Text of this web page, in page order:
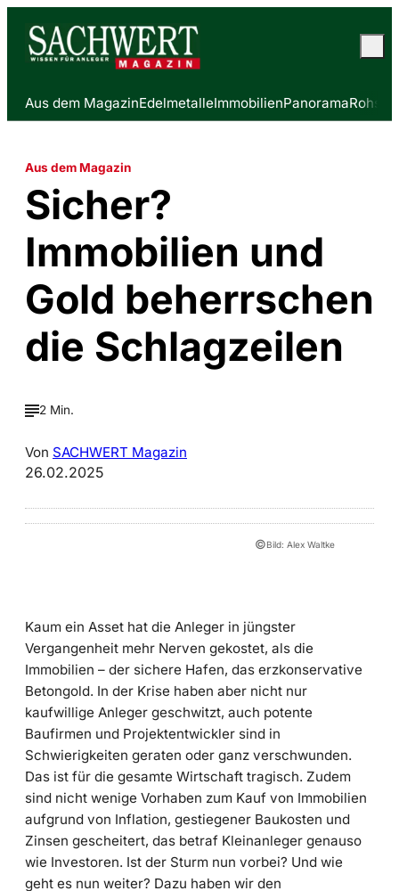
Aus dem MagazinEdelmetalleImmobilienPanorama
Aus dem Magazin
Sicher?
Immobilien und
Gold beherrschen
die Schlagzeilen
2 Min.
Von SACHWERT Magazin
26.02.2025
©Bild: Alex Waltke
Kaum ein Asset hat die Anleger in jüngster
Vergangenheit mehr Nerven gekostet, als die
Immobilien – der sichere Hafen, das erzkonservative
Betongold. In der Krise haben aber nicht nur
kaufwillige Anleger geschwitzt, auch potente
Baufirmen und Projektentwickler sind in
Schwierigkeiten geraten oder ganz verschwunden.
Das ist für die gesamte Wirtschaft tragisch. Zudem
sind nicht wenige Vorhaben zum Kauf von Immobilien
aufgrund von Inflation, gestiegener Baukosten und
Zinsen gescheitert, das betraf Kleinanleger genauso
wie Investoren. Ist der Sturm nun vorbei? Und wie
geht es nun weiter? Dazu haben wir den